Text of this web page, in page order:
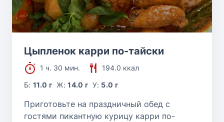
Цыпленок карри по-тайски
1 ч. 30 мин.
194.0 ккал
Б:11.0 г Ж:14.0 г У: 5.0 г
Приготовьте на праздничный обед с
гостями пикантную курицу карри по-